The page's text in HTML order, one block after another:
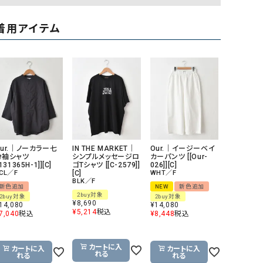
用アイテム
｜ノーカラー七
袖シャツ
1]][C]
／F
新色追加
2buy対象
14,080
税込
カートに入
れる
IN THE MARKET｜
シンプルメッセージロ
ゴTシャツ [[C-2579]]
[C]
BLK／F
2buy対象
¥8,690
¥5,214税込
カートに入
れる
Our.｜イージーベイ
カーパンツ [[Our-
026]][C]
WHT／F
NEW
新色追加
2buy対象
¥14,080
¥8,448税込
カートに入
れる